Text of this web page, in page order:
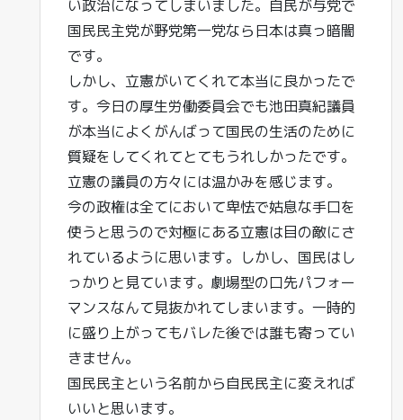
い政治になってしまいました。自民が与党で
国民民主党が野党第一党なら日本は真っ暗闇
です。
しかし、立憲がいてくれて本当に良かったで
す。今日の厚生労働委員会でも池田真紀議員
が本当によくがんばって国民の生活のために
質疑をしてくれてとてもうれしかったです。
立憲の議員の方々には温かみを感じます。
今の政権は全てにおいて卑怯で姑息な手口を
使うと思うので対極にある立憲は目の敵にさ
れているように思います。しかし、国民はし
っかりと見ています。劇場型の口先パフォー
マンスなんて見抜かれてしまいます。一時的
に盛り上がってもバレた後では誰も寄ってい
きません。
国民民主という名前から自民民主に変えれば
いいと思います。